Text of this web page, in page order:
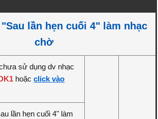
lần hẹn cuối 4" làm nhạc
chờ
sử dụng dv nhạc
hoặcclick vào
lần hẹn cuối 4" làm